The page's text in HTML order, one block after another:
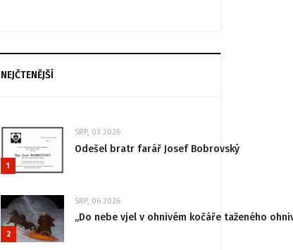
NEJČTENĚJŠÍ
1
SRP, 03 2026
Odešel bratr farář Josef Bobrovský
2
SRP, 06 2026
„Do nebe vjel v ohnivém kočáře taženého